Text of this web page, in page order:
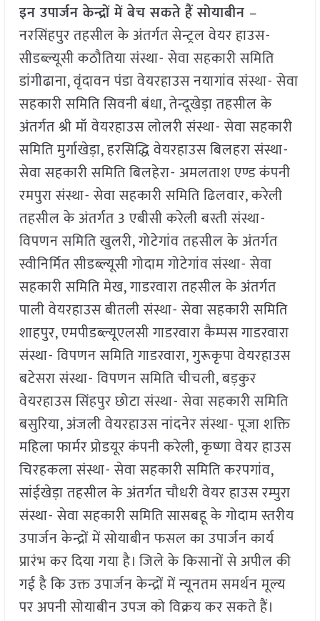
इन उपार्जन केन्द्रों में बेच सकते हैं सोयाबीन –
नरसिंहपुर तहसील के अंतर्गत सेन्ट्रल वेयर हाउस-
सीडब्ल्यूसी कठौतिया संस्था- सेवा सहकारी समिति
डांगीढाना, वृंदावन पंडा वेयरहाउस नयागांव संस्था- सेवा
सहकारी समिति सिवनी बंधा, तेन्दूखेड़ा तहसील के
अंतर्गत श्री मॉ वेयरहाउस लोलरी संस्था- सेवा सहकारी
समिति मुर्गाखेड़ा, हरसिद्धि वेयरहाउस बिलहरा संस्था-
सेवा सहकारी समिति बिलहेरा- अमलताश एण्ड कंपनी
रमपुरा संस्था- सेवा सहकारी समिति ढिलवार, करेली
तहसील के अंतर्गत 3 एबीसी करेली बस्ती संस्था-
विपणन समिति खुलरी, गोटेगांव तहसील के अंतर्गत
स्वीनिर्मित सीडब्ल्यूसी गोदाम गोटेगांव संस्था- सेवा
सहकारी समिति मेख, गाडरवारा तहसील के अंतर्गत
पाली वेयरहाउस बीतली संस्था- सेवा सहकारी समिति
शाहपुर, एमपीडब्ल्यूएलसी गाडरवारा कैम्पस गाडरवारा
संस्था- विपणन समिति गाडरवारा, गुरूकृपा वेयरहाउस
बटेसरा संस्था- विपणन समिति चीचली, बड़कुर
वेयरहाउस सिंहपुर छोटा संस्था- सेवा सहकारी समिति
बसुरिया, अंजली वेयरहाउस नांदनेर संस्था- पूजा शक्ति
महिला फार्मर प्रोडयूर कंपनी करेली, कृष्णा वेयर हाउस
चिरहकला संस्था- सेवा सहकारी समिति करपगांव,
सांईखेड़ा तहसील के अंतर्गत चौधरी वेयर हाउस रम्पुरा
संस्था- सेवा सहकारी समिति सासबहू के गोदाम स्तरीय
उपार्जन केन्द्रों में सोयाबीन फसल का उपार्जन कार्य
प्रारंभ कर दिया गया है। जिले के किसानों से अपील की
गई है कि उक्त उपार्जन केन्द्रों में न्यूनतम समर्थन मूल्य
पर अपनी सोयाबीन उपज को विक्रय कर सकते हैं।